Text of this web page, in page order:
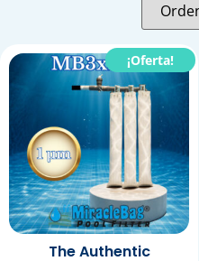
¡Oferta!
The Authentic